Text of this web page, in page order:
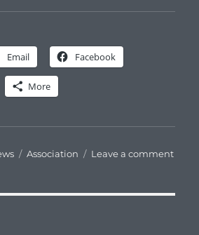
Email Facebook
More
Tags
Association Leave a commenton